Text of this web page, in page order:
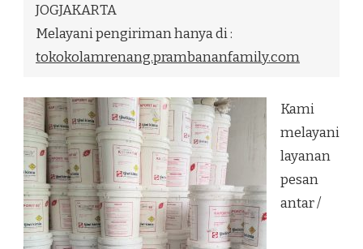
JOGJAKARTA
Melayani pengiriman hanya di :
tokokolamrenang.prambananfamily.com
Kami
melayani
layanan
pesan
antar /